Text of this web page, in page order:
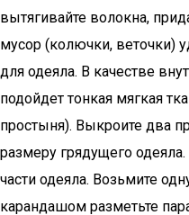
вытягивайте волокна,
мусор (колючки, веточки)
для одеяла. В качестве
подойдет тонкая мягкая
простыня). Выкроите два
размеру грядущего
части одеяла. Возьмите
карандашом разметьте